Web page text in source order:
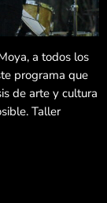
a todos los
programa que
de arte y cultura
Taller